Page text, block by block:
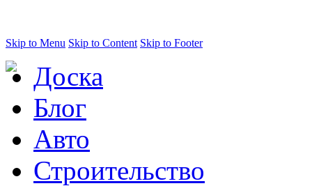
Skip to Menu Skip to Content Skip to Footer
Доска
Блог
Авто
Строительство